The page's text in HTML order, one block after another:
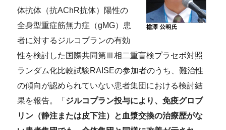
体抗体（抗AChR抗体）陽性の
全身型重症筋無力症（gMG）患
者に対するジルコプランの有効
性を検討した国際共同第Ⅲ相二重盲検プラセボ対照
ランダム化比較試験RAISEの参加者のうち、難治性
の傾向が認められていない患者集団における検討結
果を報告。「 ジルコプラン投与により、免疫グロブ
リン（静注または皮下注）と血漿交換の治療歴がな